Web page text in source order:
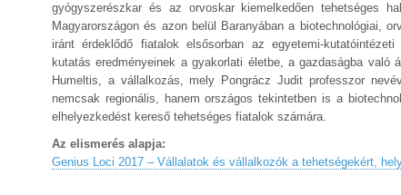
gyógyszerészkar és az orvoskar kiemelkedően tehetséges
Magyarországon és azon belül Baranyában a biotechnológiai,
iránt érdeklődő fiatalok elsősorban az egyetemi-
kutatás eredményeinek a gyakorlati életbe, a gazdaságba
Humeltis, a vállalkozás, mely Pongrácz Judit professzor
nemcsak regionális, hanem országos tekintetben is a
elhelyezkedést kereső tehetséges fiatalok számára.
Az elismerés alapja:
Genius Loci 2017 – Vállalatok és vállalkozók a tehetségekért,